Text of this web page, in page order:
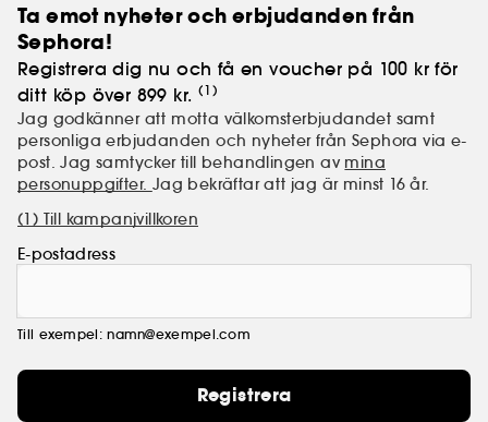
Ta emot nyheter och erbjudanden från
Sephora!
Registrera dig nu och få en voucher på 100 kr för
ditt köp över 899 kr. (1)
Jag godkänner att motta välkomsterbjudandet samt
personliga erbjudanden och nyheter från Sephora via e-
post. Jag samtycker till behandlingen av mina
personuppgifter. Jag bekräftar att jag är minst 16 år.
(1) Till kampanjvillkoren
E-postadress
Till exempel: namn@exempel.com
Registrera